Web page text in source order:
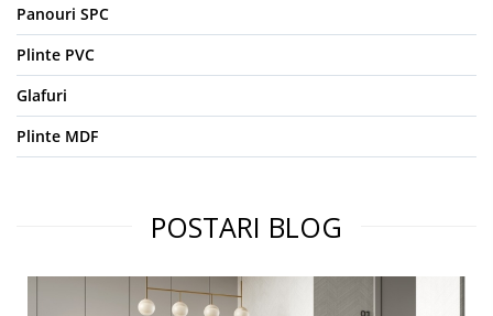
Panouri SPC
Plinte PVC
Glafuri
Plinte MDF
POSTARI BLOG